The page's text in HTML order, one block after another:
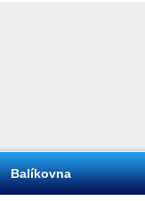
Balíkovna